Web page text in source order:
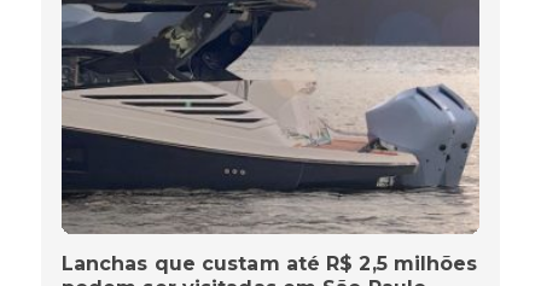
Lanchas que custam até R$ 2,5 milhões